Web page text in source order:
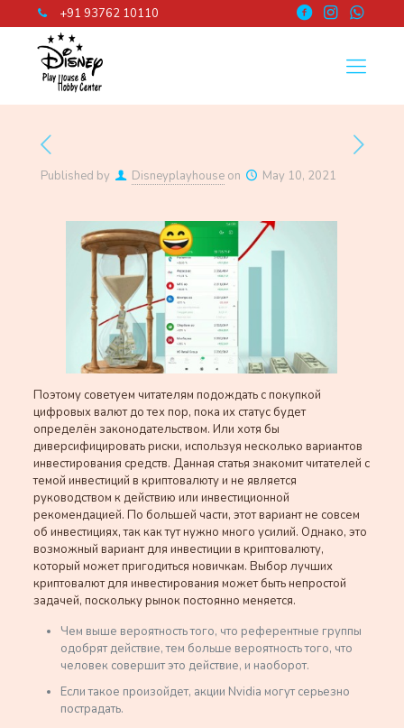
+91 93762 10110
Published by Disneyplayhouse on May 10, 2021
Поэтому советуем читателям подождать с покупкой
цифровых валют до тех пор, пока их статус будет
определён законодательством. Или хотя бы
диверсифицировать риски, используя несколько вариантов
инвестирования средств. Данная статья знакомит читателей с
темой инвестиций в криптовалюту и не является
руководством к действию или инвестиционной
рекомендацией. По большей части, этот вариант не совсем
об инвестициях, так как тут нужно много усилий. Однако, это
возможный вариант для инвестиции в криптовалюту,
который может пригодиться новичкам. Выбор лучших
криптовалют для инвестирования может быть непростой
задачей, поскольку рынок постоянно меняется.
Чем выше вероятность того, что референтные группы
одобрят действие, тем больше вероятность того, что
человек совершит это действие, и наоборот.
Если такое произойдет, акции Nvidia могут серьезно
пострадать.